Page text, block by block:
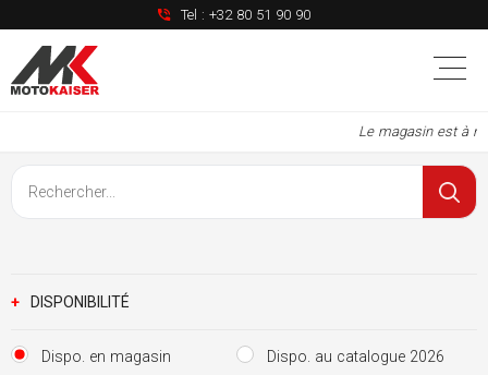
Tel : +32 80 51 90 90
Le magasin est à
+ DISPONIBILITÉ
Dispo. en magasin Dispo. au catalogue 2026